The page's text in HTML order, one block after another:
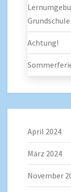
Achtung!
April 2024
März 2024
November